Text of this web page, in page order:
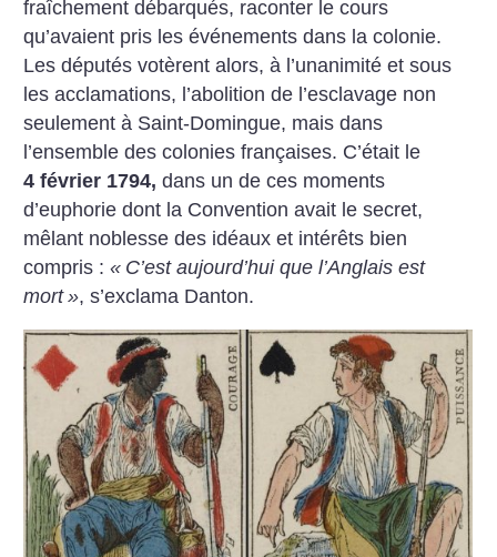
fraîchement débarqués, raconter le cours
qu’avaient pris les événements dans la colonie.
Les députés votèrent alors, à l’unanimité et sous
les acclamations, l’abolition de l’esclavage non
seulement à Saint-Domingue, mais dans
l’ensemble des colonies françaises. C’était le
4 février 1794, dans un de ces moments
d’euphorie dont la Convention avait le secret,
mêlant noblesse des idéaux et intérêts bien
compris :« C’est aujourd’hui que l’Anglais est
mort », s’exclama Danton.